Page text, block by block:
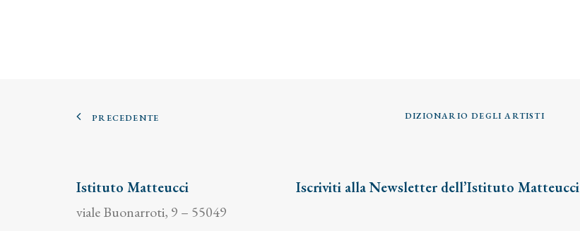
PRECEDENTE DIZIONARIO DEGLI ARTISTI
Istituto Matteucci
viale Buonarroti, 9 – 55049
Iscriviti alla Newsletter dell’Istituto Matteucci